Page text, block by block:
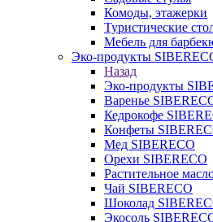
Комоды, этажерки
Туристические
Мебель для
Эко-продукты
Назад
Эко-продукты
Варенье
Кедрокофе
Конфеты
Мед SIBERECO
Орехи SIBERECO
Растительное
Чай SIBERECO
Шоколад
Экосоль